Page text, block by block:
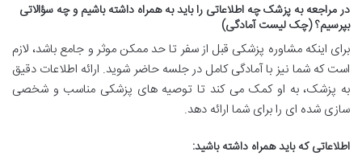
در مراجعه به پزشک چه اطلاعاتی را باید به همراه داشته باشیم و چه سؤالاتی
بپرسیم؟ (چک لیست آمادگی)
برای اینکه مشاوره پزشکی قبل از سفر تا حد ممکن موثر و جامع باشد، لازم
است که شما نیز با آمادگی کامل در جلسه حاضر شوید. ارائه اطلاعات دقیق
به پزشک، به او کمک می کند تا توصیه های پزشکی مناسب و شخصی
سازی شده ای را برای شما ارائه دهد.
اطلاعاتی که باید همراه داشته باشید: